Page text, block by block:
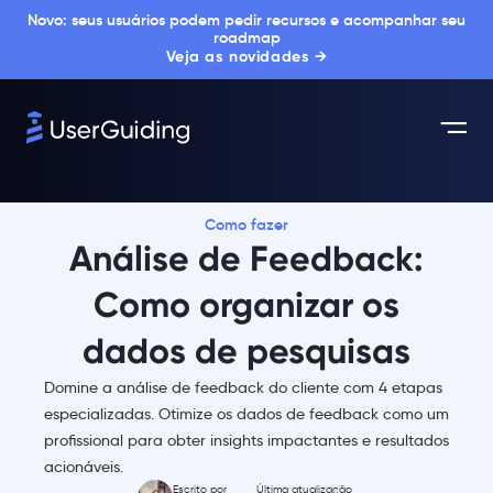
Novo: seus usuários podem pedir recursos e acompanhar seu
roadmap
Veja as novidades →
Como fazer
Análise de Feedback:
Como organizar os
dados de pesquisas
Domine a análise de feedback do cliente com 4 etapas
especializadas. Otimize os dados de feedback como um
profissional para obter insights impactantes e resultados
acionáveis.
Escrito por Última atualização